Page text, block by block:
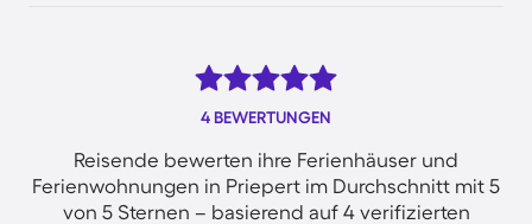
4 BEWERTUNGEN
Reisende bewerten ihre Ferienhäuser und
Ferienwohnungen in Priepert im Durchschnitt mit 5
von 5 Sternen – basierend auf 4 verifizierten